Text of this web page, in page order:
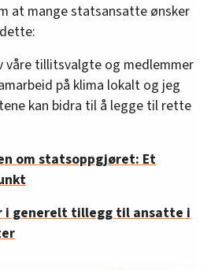
at mange statsansatte ønsker
våre tillitsvalgte og medlemmer
på klima lokalt og jeg
kan bidra til å legge til rette
om statsoppgjøret: Et
i generelt tillegg til ansatte i